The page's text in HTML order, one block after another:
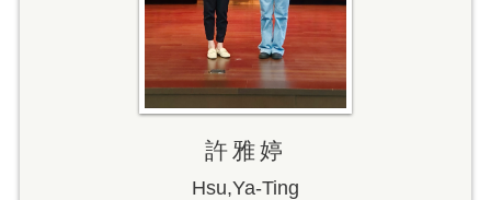
許雅婷
Hsu,Ya-Ting